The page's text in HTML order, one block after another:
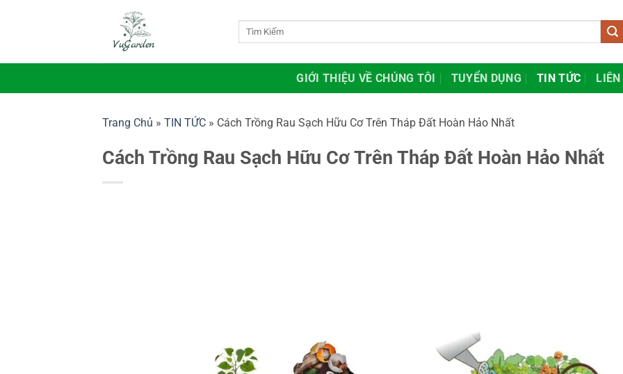
dung
GIỚI THIỆU VỀ CHÚNG TÔI TUYỂN DỤNG TIN TỨC LIÊN
Trang Chủ » TIN TỨC » Cách Trồng Rau Sạch Hữu Cơ Trên Tháp Đất Hoàn Hảo Nhất
Cách Trồng Rau Sạch Hữu Cơ Trên Tháp Đất Hoàn Hảo Nhất